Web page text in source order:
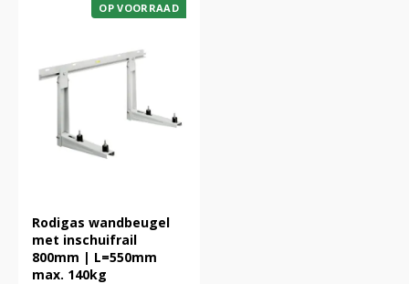
OP VOORRAAD
Rodigas wandbeugel
met inschuifrail
800mm | L=550mm
max. 140kg